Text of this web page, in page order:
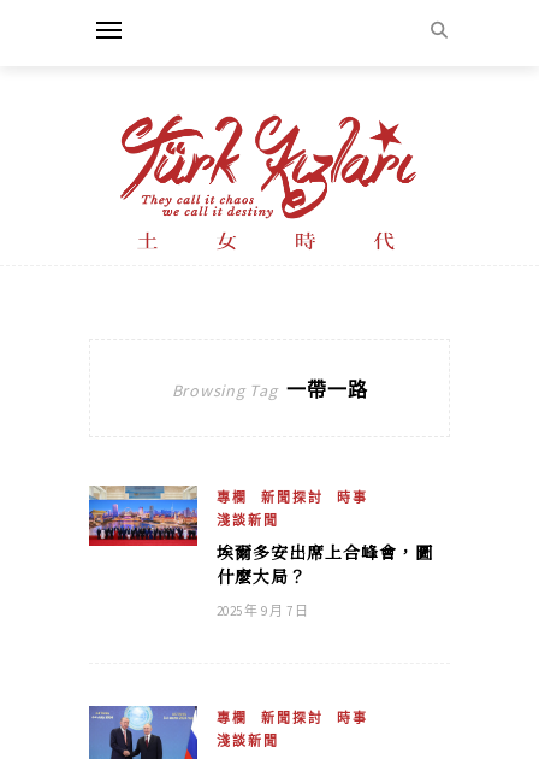
Browsing Tag 一帶一路
專欄 新聞探討
時事
淺談新聞
埃爾多安出席上合峰會，圖
什麼大局？
2025 年 9 月 7 日
專欄 新聞探討
時事
淺談新聞